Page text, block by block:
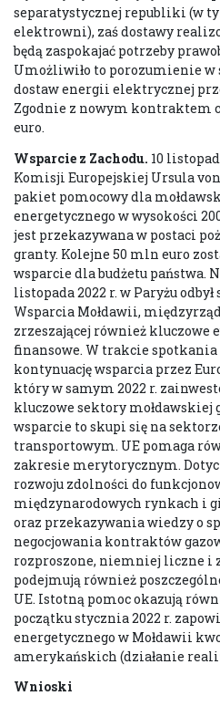
separatystycznej republiki (w
elektrowni), zaś dostawy
będą zaspokajać potrzeby
Umożliwiło to porozumienie
dostaw energii elektrycznej
Zgodnie z nowym kontraktem
euro.
Wsparcie z Zachodu. 10
Komisji Europejskiej Ursula
pakiet pomocowy dla
energetycznego w wysokości
jest przekazywana w postaci
granty. Kolejne 50 mln euro
wsparcie dla budżetu państwa.
listopada 2022 r. w Paryżu
Wsparcia Mołdawii,
zrzeszającej również kluczowe
finansowe. W trakcie
kontynuację wsparcia przez
który w samym 2022 r.
kluczowe sektory mołdawskiej
wsparcie to skupi się na
transportowym. UE pomaga
zakresie merytorycznym.
rozwoju zdolności do
międzynarodowych rynkach i
oraz przekazywania wiedzy o
negocjowania kontraktów
rozproszone, niemniej liczne i
podejmują również
UE. Istotną pomoc okazują
początku stycznia 2022 r.
energetycznego w Mołdawii
amerykańskich (działanie
Wnioski